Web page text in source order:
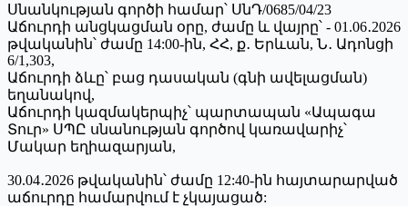
Սնանկության գործի համար՝ ՍնԴ/0685/04/23
Աճուրդի անցկացման օրը, ժամը և վայրը՝ - 01.06․2026
թվականին՝ ժամը 14:00-ին, ՀՀ, ք․ Երևան, Ն․ Ադոնցի
6/1,303,
Աճուրդի ձևը՝ բաց դասական (գնի ավելացման)
եղանակով,
Աճուրդի կազմակերպիչ՝ պարտապան «Ապագա
Տուր» ՍՊԸ սնանության գործով կառավարիչ՝
Մակար եղիազարյան,
30.04․2026 թվականին՝ ժամը 12:40-ին հայտարարված
աճուրդը համարվում է չկայացած: